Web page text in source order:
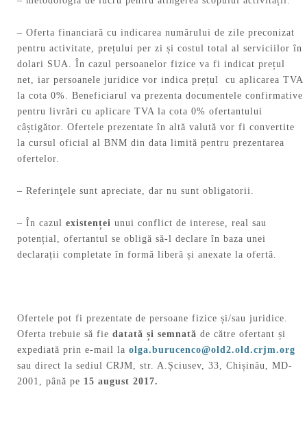
– Oferta financiară cu indicarea numărului de zile preconizat
pentru activitate, prețului per zi și costul total al serviciilor în
dolari SUA. În cazul persoanelor fizice va fi indicat prețul
net, iar persoanele juridice vor indica prețul cu aplicarea TVA
la cota 0%. Beneficiarul va prezenta documentele confirmative
pentru livrări cu aplicare TVA la cota 0% ofertantului
câștigător. Ofertele prezentate în altă valută vor fi convertite
la cursul oficial al BNM din data limită pentru prezentarea
ofertelor.
– Referinţele sunt apreciate, dar nu sunt obligatorii.
– În cazul existenței unui conflict de interese, real sau
potențial, ofertantul se obligă să-l declare în baza unei
declarații completate în formă liberă și anexate la ofertă.
Ofertele pot fi prezentate de persoane fizice și/sau juridice.
Oferta trebuie să fie datată și semnată de către ofertant și
expediată prin e-mail la olga.burucenco@old2.old.crjm.org
sau direct la sediul CRJM, str. A.Șciusev, 33, Chișinău, MD-
2001, până pe 15 august 2017.